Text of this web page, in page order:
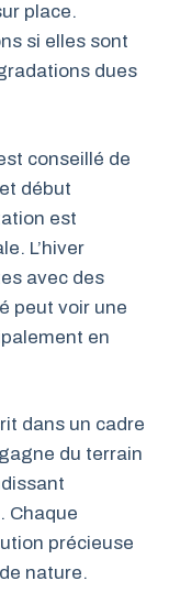
place.
si elles sont
dues
conseillé de
début
est
L’hiver
avec des
peut voir une
en
dans un cadre
du terrain
Chaque
précieuse
nature.